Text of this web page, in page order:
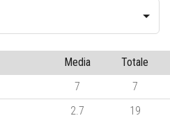
Media
Totale
7
7
2.7
19